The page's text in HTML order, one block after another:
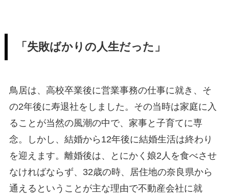
「失敗ばかりの人生だった」
鳥居は、高校卒業後に営業事務の仕事に就き、そ
の2年後に寿退社をしました。その当時は家庭に入
ることが当然の風潮の中で、家事と子育てに専
念。しかし、結婚から12年後に結婚生活は終わり
を迎えます。離婚後は、とにかく娘2人を食べさせ
なければならず、32歳の時、居住地の奈良県から
通えるということが主な理由で不動産会社に就